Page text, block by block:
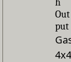
Out
put
4x4